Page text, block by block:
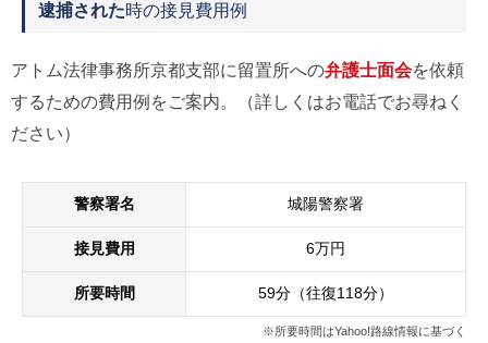
逮捕された時の接見費用例
アトム法律事務所京都支部に留置所への弁護士面会を依頼
するための費用例をご案内。（詳しくはお電話でお尋ねく
ださい）
警察署名 城陽警察署
接見費用 6万円
所要時間 59分（往復118分）
※所要時間はYahoo!路線情報に基づく